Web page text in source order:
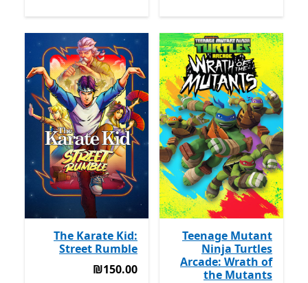
Teenage Mutant
Ninja Turtles
Arcade: Wrath of
the Mutants
The Karate Kid:
Street Rumble
‪₪150.00‬
‪₪150.00‬